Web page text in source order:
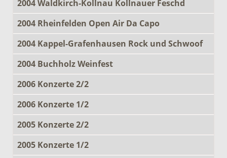
2004 Waldkirch-Kollnau Kollnauer Feschd
2004 Rheinfelden Open Air Da Capo
2004 Kappel-Grafenhausen Rock und Schwoof
2004 Buchholz Weinfest
2006 Konzerte 2/2
2006 Konzerte 1/2
2005 Konzerte 2/2
2005 Konzerte 1/2